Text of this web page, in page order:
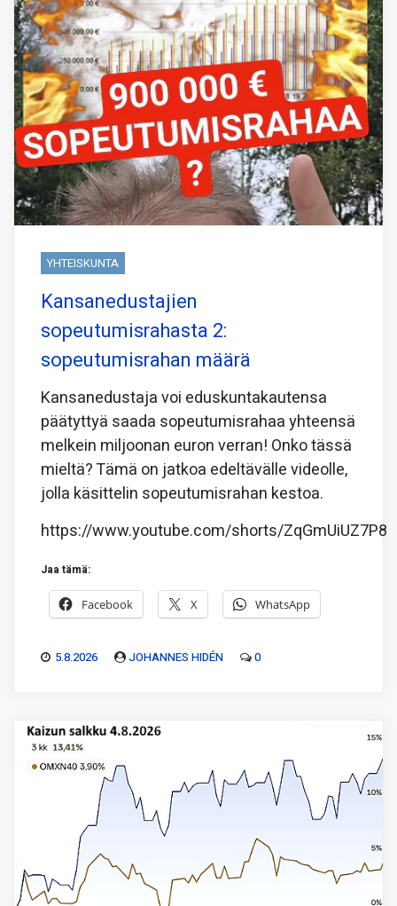
YHTEISKUNTA
Kansanedustajien
sopeutumisrahasta 2:
sopeutumisrahan määrä
Kansanedustaja voi eduskuntakautensa
päätyttyä saada sopeutumisrahaa yhteensä
melkein miljoonan euron verran! Onko tässä
mieltä? Tämä on jatkoa edeltävälle videolle,
jolla käsittelin sopeutumisrahan kestoa.
https://www.youtube.com/shorts/ZqGmUiUZ7P8
Jaa tämä:
Facebook X WhatsApp
5.8.2026 JOHANNES HIDÉN 0